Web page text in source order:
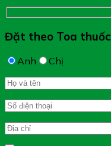
Đặt theo Toa thuốc
Anh Chị